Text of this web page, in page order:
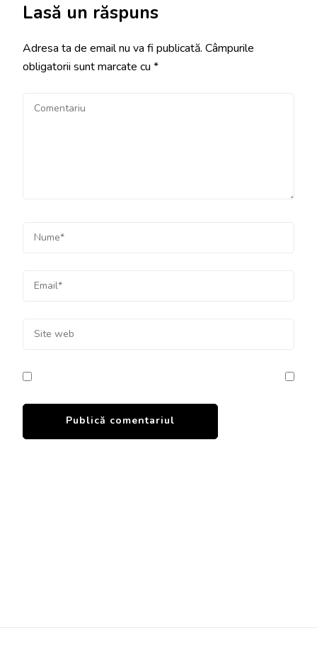
Lasă un răspuns
Adresa ta de email nu va fi publicată. Câmpurile
obligatorii sunt marcate cu *